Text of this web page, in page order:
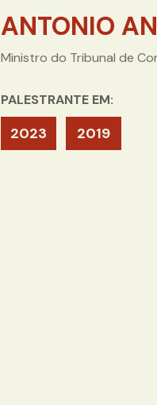
ANTONIO
Ministro do Tribunal de
PALESTRANTE EM:
2023 2019